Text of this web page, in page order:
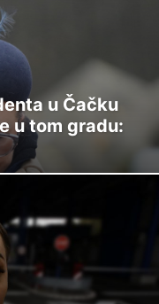
u Čačku
u tom gradu: